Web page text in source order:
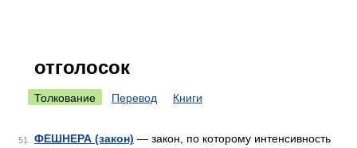
отголосок
Толкование Перевод Книги
51 ФЕШНЕРА (закон) — закон, по которому интенсивность